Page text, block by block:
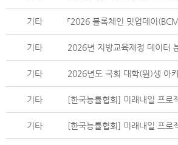
기타 「2026 블록체인 밋업데이
기타 2026년 지방교육재정 데이터
기타 2026년도 국회 대학(원)생 아
기타 [한국능률협회] 미래내일 프로
기타 [한국능률협회] 미래내일 프로